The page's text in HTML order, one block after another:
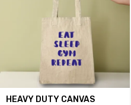
HEAVY DUTY CANVAS